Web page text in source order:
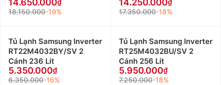
14.650.000
18.150.000-19%
14.250.000
17.350.000-18%
Tủ Lạnh Samsung Inverter
RT22M4032BY/SV 2
Cánh 236 Lít
5.350.000
6.350.000-16%
Tủ Lạnh Samsung Inverter
RT25M4032BU/SV 2
Cánh 256 Lít
5.950.000
7.250.000-18%